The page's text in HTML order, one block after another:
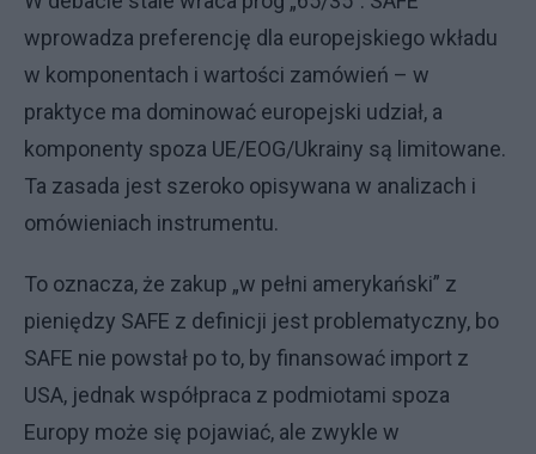
wprowadza preferencję dla europejskiego wkładu
w komponentach i wartości zamówień – w
praktyce ma dominować europejski udział, a
komponenty spoza UE/EOG/Ukrainy są limitowane.
Ta zasada jest szeroko opisywana w analizach i
omówieniach instrumentu.
To oznacza, że zakup „w pełni amerykański” z
pieniędzy SAFE z definicji jest problematyczny, bo
SAFE nie powstał po to, by finansować import z
USA, jednak współpraca z podmiotami spoza
Europy może się pojawiać, ale zwykle w